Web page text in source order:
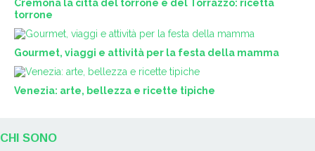
Cremona la città del torrone e del Torrazzo: ricetta
torrone
Gourmet, viaggi e attività per la festa della mamma
Venezia: arte, bellezza e ricette tipiche
CHI SONO